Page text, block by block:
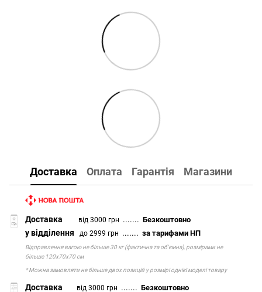
Доставка Оплата Гарантія Магазини
Доставка від 3000 грн .......Безкоштовно
у відділення до 2999 грн .......за тарифами НП
Відправлення вагою не більше 30 кг (фактична та об'ємна), розмірами не
більше 120х70х70 см
* Можна замовляти не більше двох позицій у розмірі однієї моделі товару
Доставка від 3000 грн .......Безкоштовно